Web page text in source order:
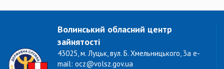
Волинський обласний центр
зайнятості
43025, м. Луцьк, вул. Б. Хмельницького, 3а e-
mail: ocz@volsz.gov.ua